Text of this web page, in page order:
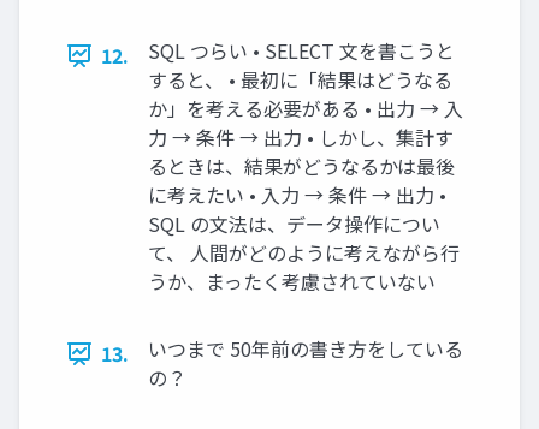
12.
SQL つらい • SELECT 文を書こうと
すると、 • 最初に「結果はどうなる
か」を考える必要がある • 出力 → 入
力 → 条件 → 出力 • しかし、集計す
るときは、結果がどうなるかは最後
に考えたい • 入力 → 条件 → 出力 •
SQL の文法は、データ操作につい
て、 人間がどのように考えながら行
うか、まったく考慮されていない
13.
いつまで 50年前の書き方をしている
の？